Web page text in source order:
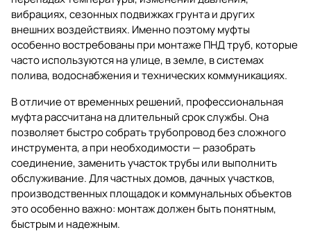
вибрациях, сезонных подвижках грунта и других
внешних воздействиях. Именно поэтому муфты
особенно востребованы при монтаже ПНД труб, которые
часто используются на улице, в земле, в системах
полива, водоснабжения и технических коммуникациях.
В отличие от временных решений, профессиональная
муфта рассчитана на длительный срок службы. Она
позволяет быстро собрать трубопровод без сложного
инструмента, а при необходимости — разобрать
соединение, заменить участок трубы или выполнить
обслуживание. Для частных домов, дачных участков,
производственных площадок и коммунальных объектов
это особенно важно: монтаж должен быть понятным,
быстрым и надежным.